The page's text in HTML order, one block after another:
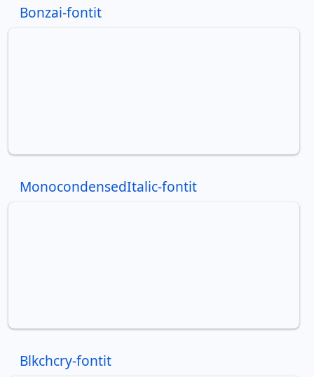
Bonzai-fontit
MonocondensedItalic-fontit
Blkchcry-fontit